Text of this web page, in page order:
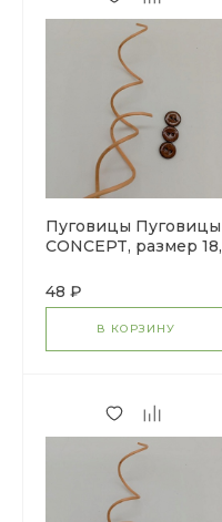
Пуговицы Пуговицы
CONCEPT, размер 18,
коричневый
48 ₽
В КОРЗИНУ